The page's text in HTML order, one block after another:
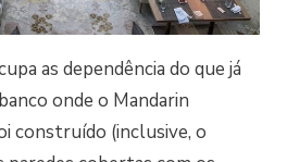
as dependência do que já
onde o Mandarin
construído (inclusive, o